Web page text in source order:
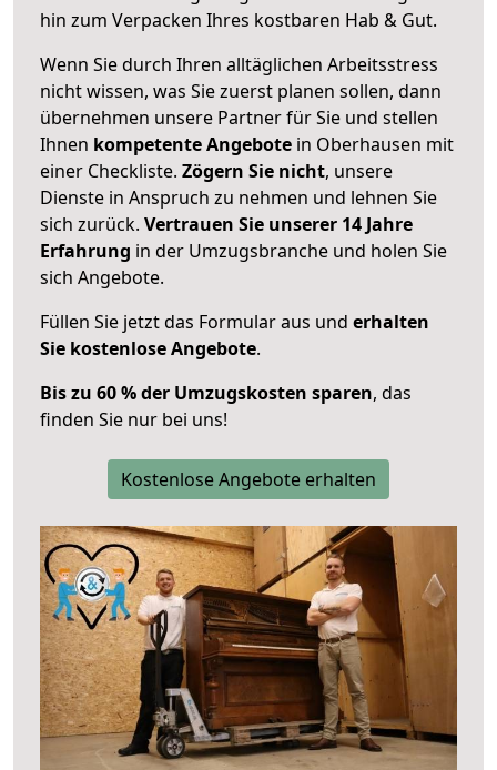
hin zum Verpacken Ihres kostbaren Hab & Gut.
Wenn Sie durch Ihren alltäglichen Arbeitsstress
nicht wissen, was Sie zuerst planen sollen, dann
übernehmen unsere Partner für Sie und stellen
Ihnen kompetente Angebote in Oberhausen mit
einer Checkliste. Zögern Sie nicht, unsere
Dienste in Anspruch zu nehmen und lehnen Sie
sich zurück. Vertrauen Sie unserer 14 Jahre
Erfahrung in der Umzugsbranche und holen Sie
sich Angebote.
Füllen Sie jetzt das Formular aus und erhalten
Sie kostenlose Angebote.
Bis zu 60 % der Umzugskosten sparen, das
finden Sie nur bei uns!
Kostenlose Angebote erhalten